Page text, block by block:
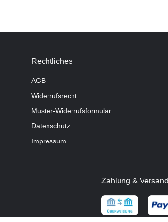
Rechtliches
AGB
Widerrufsrecht
Muster-Widerrufsformular
Datenschutz
Impressum
Zahlung & Versand